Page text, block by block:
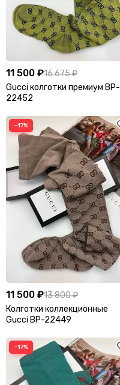
Шапки
Шарфы
Шляпы
11 500 ₽16 675 ₽
Gucci колготки премиум BP-
22452
−17%
11 500 ₽13 800 ₽
Колготки коллекционные
Gucci BP-22449
−17%